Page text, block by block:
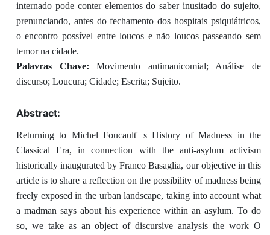
internado pode conter elementos do saber inusitado do sujeito,
prenunciando, antes do fechamento dos hospitais psiquiátricos,
o encontro possível entre loucos e não loucos passeando sem
temor na cidade.
Palavras Chave:Movimento antimanicomial; Análise de
discurso; Loucura; Cidade; Escrita; Sujeito.
Abstract:
Returning to Michel Foucault' s History of Madness in the
Classical Era, in connection with the anti-asylum activism
historically inaugurated by Franco Basaglia, our objective in this
article is to share a reflection on the possibility of madness being
freely exposed in the urban landscape, taking into account what
a madman says about his experience within an asylum. To do
so, we take as an object of discursive analysis the work O